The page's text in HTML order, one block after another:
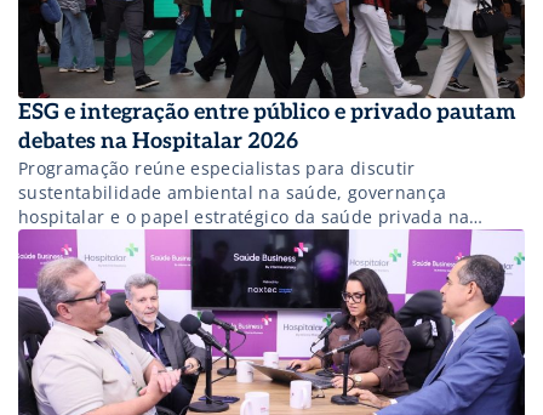
ESG e integração entre público e privado pautam
debates na Hospitalar 2026
Programação reúne especialistas para discutir
sustentabilidade ambiental na saúde, governança
hospitalar e o papel estratégico da saúde privada na
ampliação do acesso e na transformação do setor.